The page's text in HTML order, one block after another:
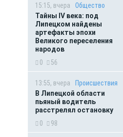
15:15, вчера
Общество
Тайны IV века: под
Липецком найдены
артефакты эпохи
Великого переселения
народов
0
56
13:55, вчера
Происшествия
В Липецкой области
пьяный водитель
расстрелял остановку
0
98